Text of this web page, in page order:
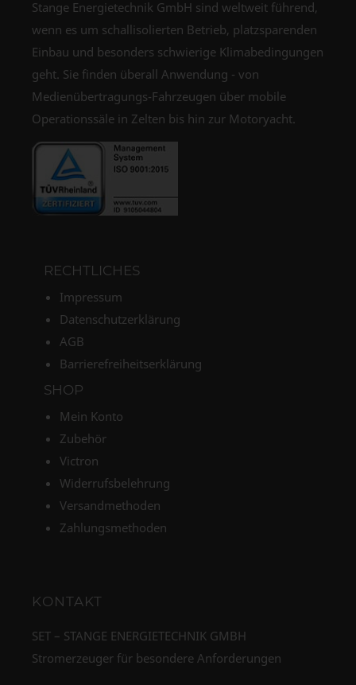
Stange Energietechnik GmbH sind weltweit führend,
wenn es um schallisolierten Betrieb, platzsparenden
Einbau und besonders schwierige Klimabedingungen
geht. Sie finden überall Anwendung - von
Medienübertragungs-Fahrzeugen über mobile
Operationssäle in Zelten bis hin zur Motoryacht.
RECHTLICHES
Impressum
Datenschutzerklärung
AGB
Barrierefreiheitserklärung
SHOP
Mein Konto
Zubehör
Victron
Widerrufsbelehrung
Versandmethoden
Zahlungsmethoden
KONTAKT
SET – STANGE ENERGIETECHNIK GMBH
Stromerzeuger für besondere Anforderungen